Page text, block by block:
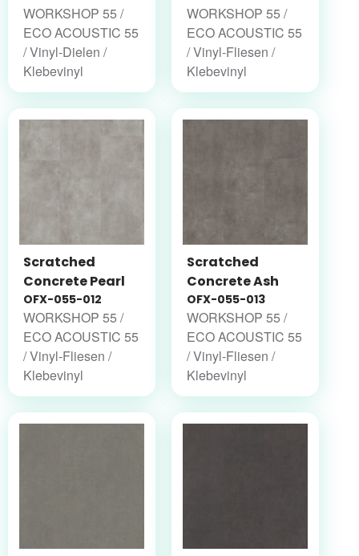
WORKSHOP 55 /
ECO ACOUSTIC 55
/ Vinyl-Dielen /
Klebevinyl
WORKSHOP 55 /
ECO ACOUSTIC 55
/ Vinyl-Fliesen /
Klebevinyl
Scratched
Concrete Pearl
OFX-055-012
WORKSHOP 55 /
ECO ACOUSTIC 55
/ Vinyl-Fliesen /
Klebevinyl
Scratched
Concrete Ash
OFX-055-013
WORKSHOP 55 /
ECO ACOUSTIC 55
/ Vinyl-Fliesen /
Klebevinyl